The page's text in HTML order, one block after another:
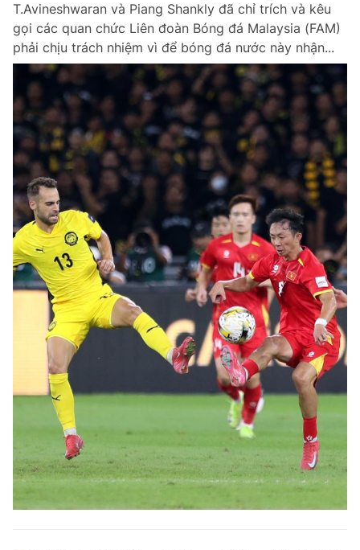
T.Avineshwaran và Piang Shankly đã chỉ trích và kêu
gọi các quan chức Liên đoàn Bóng đá Malaysia (FAM)
phải chịu trách nhiệm vì để bóng đá nước này nhận...